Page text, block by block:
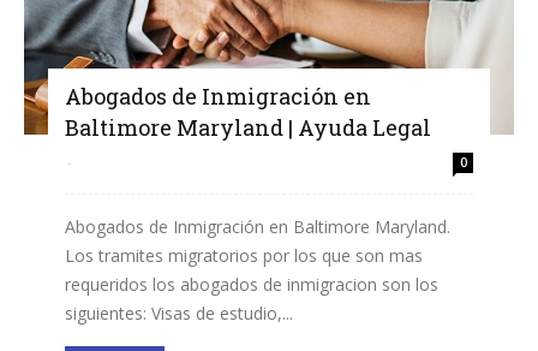
Abogados de Inmigración en
Baltimore Maryland | Ayuda Legal
- 0
Abogados de Inmigración en Baltimore Maryland.
Los tramites migratorios por los que son mas
requeridos los abogados de inmigracion son los
siguientes: Visas de estudio,...